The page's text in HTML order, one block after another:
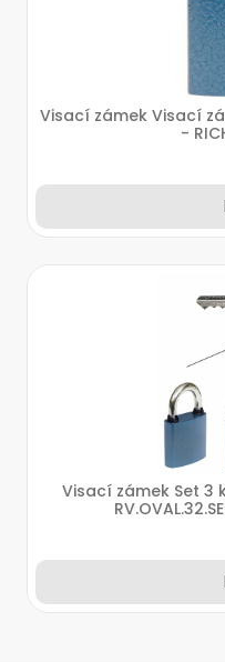
Visací zámek Visací
-
Visací zámek Set 3